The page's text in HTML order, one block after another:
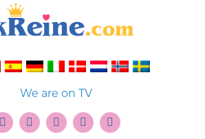
We are on TV